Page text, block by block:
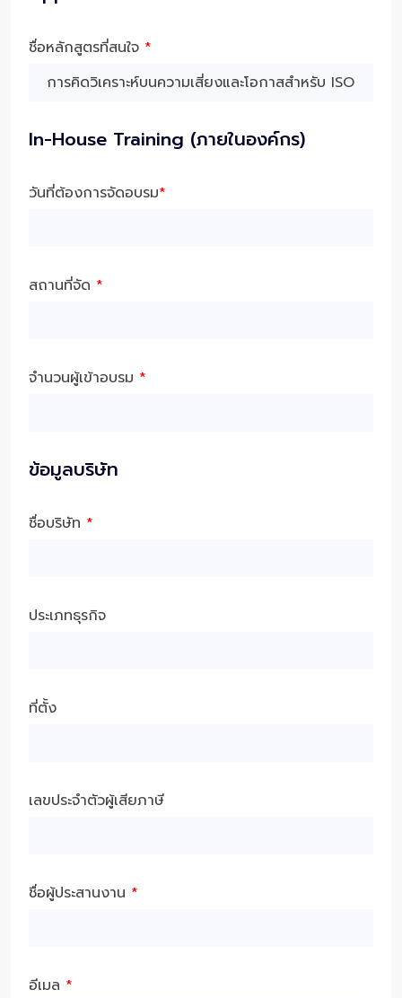
ชื่อหลักสูตรที่สนใจ *
In-House Training (ภายในองค์กร)
วันที่ต้องการจัดอบรม*
สถานที่จัด *
จำนวนผู้เข้าอบรม *
ข้อมูลบริษัท
ชื่อบริษัท *
ประเภทธุรกิจ
ที่ตั้ง
เลขประจำตัวผู้เสียภาษี
ชื่อผู้ประสานงาน *
อีเมล *